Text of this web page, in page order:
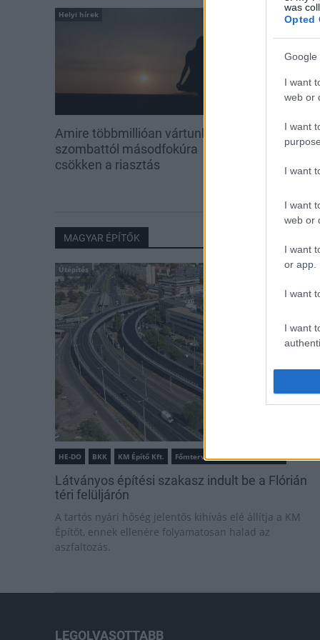
was
Opted
Google
I want
web or
I want
I want
I want
web or
I want
or app.
I want
I want
Helyi hírek
Amire többmillióan vártunk:
szombattól másodfokúra
csökken a riasztás
A hőségben
növényzetet
MAGYAR ÉPÍTŐK
Útépítés
HE-DO BKK KM Építő Kft. Főmterv Mérnöki Tervező Zrt.
Látványos építési szakasz indult be a Flórián
téri felüljárón
A tartós nyári hőség jelentős kihívás elé állítja a KM
Építőt, ennek ellenére folyamatosan halad az
aszfaltozás.
LEGOLVASOTTABB